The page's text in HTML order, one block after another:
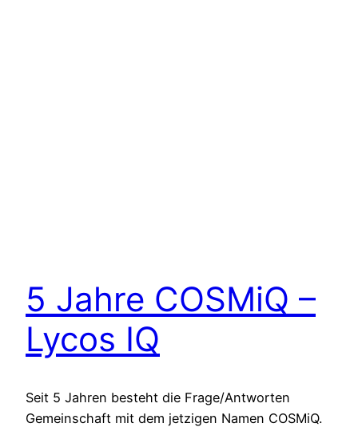
5 Jahre COSMiQ –
Lycos IQ
Seit 5 Jahren besteht die Frage/Antworten
Gemeinschaft mit dem jetzigen Namen COSMiQ.